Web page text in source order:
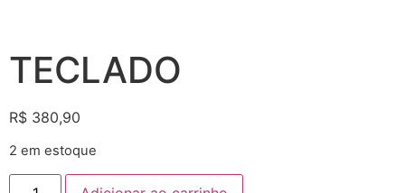
TECLADO
R$ 380,90
2 em estoque